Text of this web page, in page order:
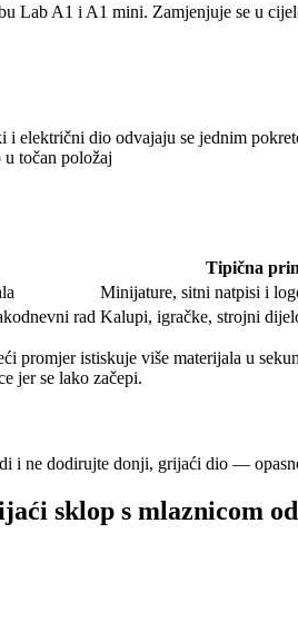
Lab A1 i A1 mini. Zamjenjuje se u
električni dio odvajaju se jednim
točan položaj
Tipična
Minijature, sitni natpisi i
rad Kalupi, igračke, strojni
promjer istiskuje više materijala u
jer se lako začepi.
i ne dodirujte donji, grijaći dio —
sklop s mlaznicom